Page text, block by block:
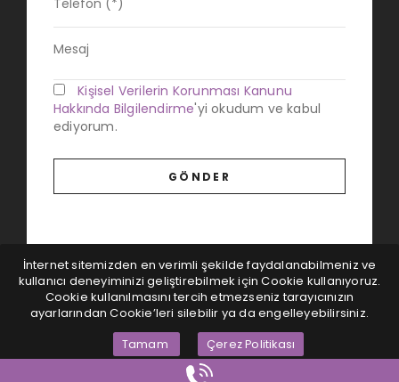
Kişisel Verilerin Korunması Kanunu
Hakkında Bilgilendirme'yi okudum ve kabul
ediyorum.
© Tüm hakları saklıdır...
İnternet sitemizden en verimli şekilde faydalanabilmeniz ve
kullanıcı deneyiminizi geliştirebilmek için Cookie kullanıyoruz.
Cookie kullanılmasını tercih etmezseniz tarayıcınızın
ayarlarından Cookie’leri silebilir ya da engelleyebilirsiniz.
Tamam Çerez Politikası